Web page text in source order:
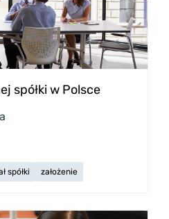
spółki w Polsce
spółki założenie